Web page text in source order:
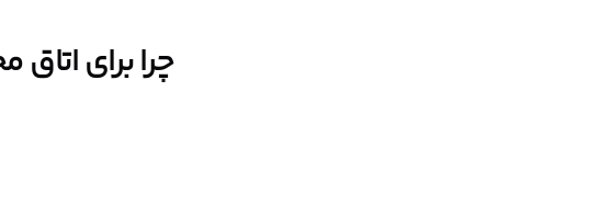
چرا برای اتاق